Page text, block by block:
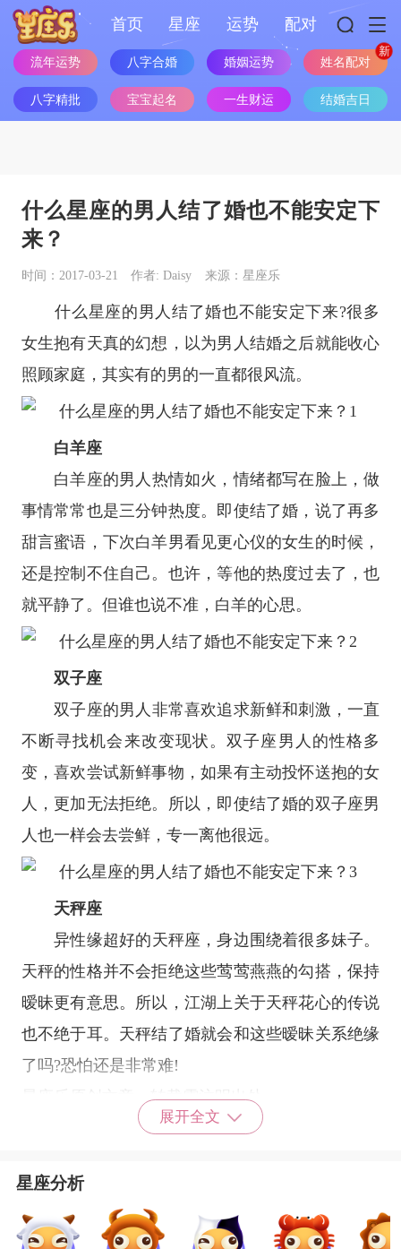
首页 星座 运势 配对
流年运势 八字合婚 婚姻运势 姓名配对
八字精批 宝宝起名 一生财运 结婚吉日
什么星座的男人结了婚也不能安定下
来？
时间：2017-03-21 作者: Daisy 来源：星座乐
什么星座的男人结了婚也不能安定下来?很多
女生抱有天真的幻想，以为男人结婚之后就能收心
照顾家庭，其实有的男的一直都很风流。
白羊座
白羊座的男人热情如火，情绪都写在脸上，做
事情常常也是三分钟热度。即使结了婚，说了再多
甜言蜜语，下次白羊男看见更心仪的女生的时候，
还是控制不住自己。也许，等他的热度过去了，也
就平静了。但谁也说不准，白羊的心思。
双子座
双子座的男人非常喜欢追求新鲜和刺激，一直
不断寻找机会来改变现状。双子座男人的性格多
变，喜欢尝试新鲜事物，如果有主动投怀送抱的女
人，更加无法拒绝。所以，即使结了婚的双子座男
人也一样会去尝鲜，专一离他很远。
天秤座
异性缘超好的天秤座 ，身边围绕着很多妹子。
天秤的性格并不会拒绝这些莺莺燕燕的勾搭，保持
暧昧更有意思。所以，江湖上关于天秤花心的传说
也不绝于耳。天秤结了婚就会和这些暧昧关系绝缘
了吗?恐怕还是非常难!
星座乐原创文章，转载需注明出处
展开全文
星座分析